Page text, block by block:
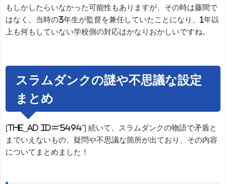
もしかしたらいなかった可能性もありますが、その時は藤間で
はなく、当時の3年生が監督を兼任していたことになり、1年以
上も何もしていない学校側の対応はかなりおかしいですね。
スラムダンクの謎や不思議な設定
まとめ
[the_ad id="5494"] 続いて、スラムダンクの物語で矛盾と
までいえないもの、疑問や不思議な箇所が出ており、その内容
についてまとめました！